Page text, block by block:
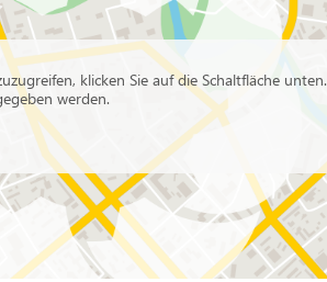
klicken Sie auf die Schaltfläche unten.
werden.